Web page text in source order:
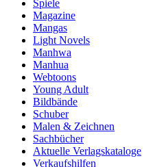
Spiele
Magazine
Mangas
Light Novels
Manhwa
Manhua
Webtoons
Young Adult
Bildbände
Schuber
Malen & Zeichnen
Sachbücher
Aktuelle Verlagskataloge
Verkaufshilfen